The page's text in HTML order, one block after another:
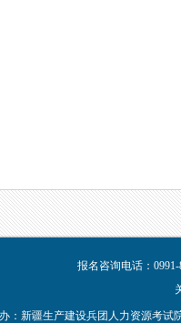
报名咨询电话：
：新疆生产建设兵团人力资源考试